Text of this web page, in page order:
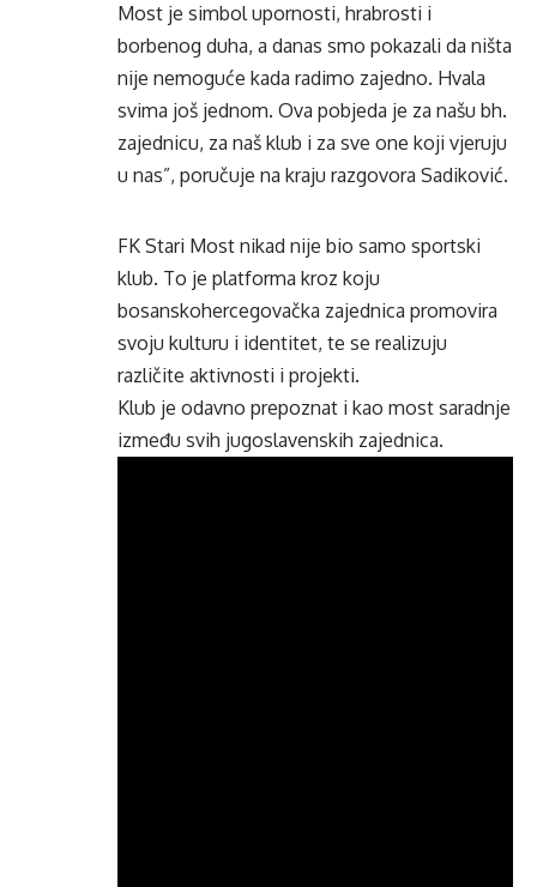
Most je simbol upornosti, hrabrosti i
borbenog duha, a danas smo pokazali da ništa
nije nemoguće kada radimo zajedno. Hvala
svima još jednom. Ova pobjeda je za našu bh.
zajednicu, za naš klub i za sve one koji vjeruju
u nas”, poručuje na kraju razgovora Sadiković.
FK Stari Most nikad nije bio samo sportski
klub. To je platforma kroz koju
bosanskohercegovačka zajednica promovira
svoju kulturu i identitet, te se realizuju
različite aktivnosti i projekti.
Klub je odavno prepoznat i kao most saradnje
između svih jugoslavenskih zajednica.